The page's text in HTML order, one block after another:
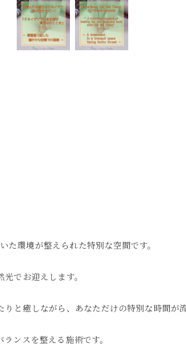
環境が整えられた特別な空間です。
でお迎えします。
と癒しながら、あなただけの特別な時間が流
ンスを整える施術です。